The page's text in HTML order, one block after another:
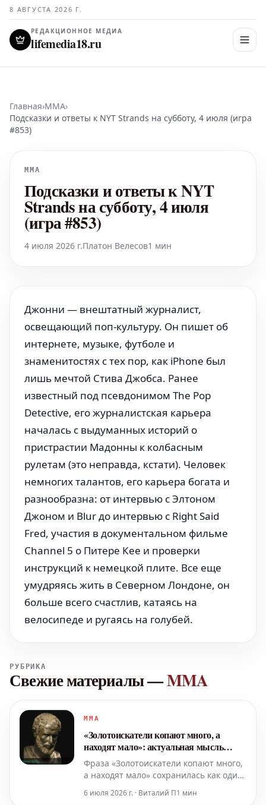
8 АВГУСТА 2026 Г.
РЕДАКЦИОННОЕ МЕДИА
lifemedia18.ru
Главная›MMA›
Подсказки и ответы к NYT Strands на субботу, 4 июля (игра
#853)
MMA
Подсказки и ответы к NYT
Strands на субботу, 4 июля
(игра #853)
4 июля 2026 г.Платон Велесов1 мин
Джонни — внештатный журналист,
освещающий поп-культуру. Он пишет об
интернете, музыке, футболе и
знаменитостях с тех пор, как iPhone был
лишь мечтой Стива Джобса. Ранее
известный под псевдонимом The Pop
Detective, его журналистская карьера
началась с выдуманных историй о
пристрастии Мадонны к колбасным
рулетам (это неправда, кстати). Человек
немногих талантов, его карьера богата и
разнообразна: от интервью с Элтоном
Джоном и Blur до интервью с Right Said
Fred, участия в документальном фильме
Channel 5 о Питере Кее и проверки
инструкций к немецкой плите. Все еще
умудряясь жить в Северном Лондоне, он
больше всего счастлив, катаясь на
велосипеде и ругаясь на голубей.
РУБРИКА
Свежие материалы—MMA
MMA
«Золотоискатели копают много, а
находят мало»: актуальная мысль
Гераклита
Фраза «Золотоискатели копают много,
а находят мало» сохранилась как один
из фрагментов мысли Гераклита,
греческого философа из Эфеса,
6 июля 2026 г. · Виталий П1 мин